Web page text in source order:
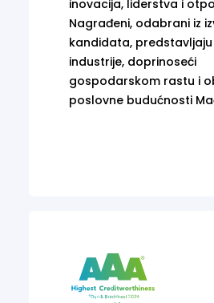
inovacija, liderstva i
Nagrađeni, odabrani iz
kandidata,
industrije, doprinoseći
gospodarskom rastu i
poslovne budućnosti